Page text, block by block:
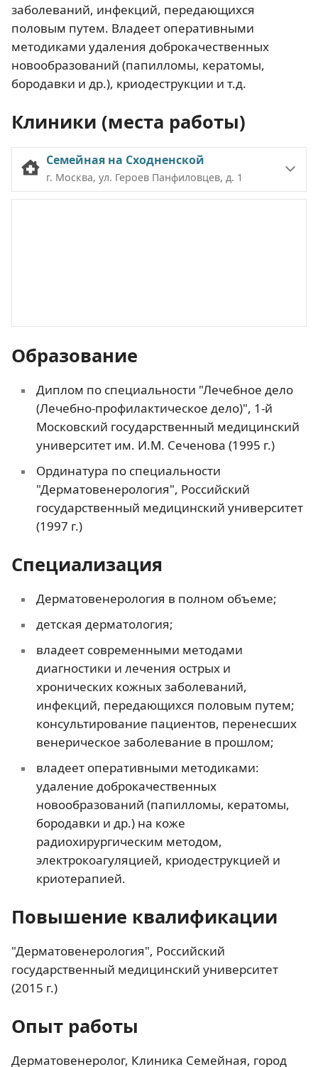
заболеваний, инфекций, передающихся
половым путем. Владеет оперативными
методиками удаления доброкачественных
новообразований (папилломы, кератомы,
бородавки и др.), криодеструкции и т.д.
Клиники (места работы)
Семейная на Сходненской
г. Москва, ул. Героев Панфиловцев, д. 1
Образование
Диплом по специальности "Лечебное дело
(Лечебно-профилактическое дело)", 1-й
Московский государственный медицинский
университет им. И.М. Сеченова (1995 г.)
Ординатура по специальности
"Дерматовенерология", Российский
государственный медицинский университет
(1997 г.)
Специализация
Дерматовенерология в полном объеме;
детская дерматология;
владеет современными методами
диагностики и лечения острых и
хронических кожных заболеваний,
инфекций, передающихся половым путем;
консультирование пациентов, перенесших
венерическое заболевание в прошлом;
владеет оперативными методиками:
удаление доброкачественных
новообразований (папилломы, кератомы,
бородавки и др.) на коже
радиохирургическим методом,
электрокоагуляцией, криодеструкцией и
криотерапией.
Повышение квалификации
"Дерматовенерология", Российский
государственный медицинский университет
(2015 г.)
Опыт работы
Дерматовенеролог, Клиника Семейная, город